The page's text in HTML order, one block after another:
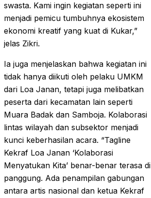
swasta. Kami ingin kegiatan seperti ini
menjadi pemicu tumbuhnya ekosistem
ekonomi kreatif yang kuat di Kukar,”
jelas Zikri.
Ia juga menjelaskan bahwa kegiatan ini
tidak hanya diikuti oleh pelaku UMKM
dari Loa Janan, tetapi juga melibatkan
peserta dari kecamatan lain seperti
Muara Badak dan Samboja. Kolaborasi
lintas wilayah dan subsektor menjadi
kunci keberhasilan acara. “Tagline
Kekraf Loa Janan ‘Kolaborasi
Menyatukan Kita’ benar-benar terasa di
panggung. Ada penampilan gabungan
antara artis nasional dan ketua Kekraf